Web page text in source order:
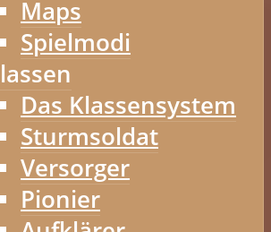
Maps
Spielmodi
Das Klassensystem
Sturmsoldat
Versorger
Pionier